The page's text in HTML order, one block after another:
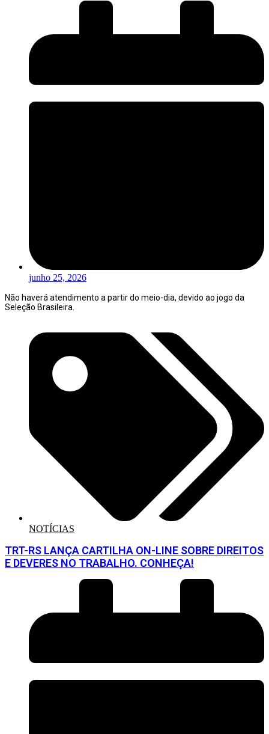
junho 25, 2026
Não haverá atendimento a partir do meio-dia, devido ao jogo da
Seleção Brasileira.
NOTÍCIAS
TRT-RS LANÇA CARTILHA ON-LINE SOBRE DIREITOS
E DEVERES NO TRABALHO. CONHEÇA!